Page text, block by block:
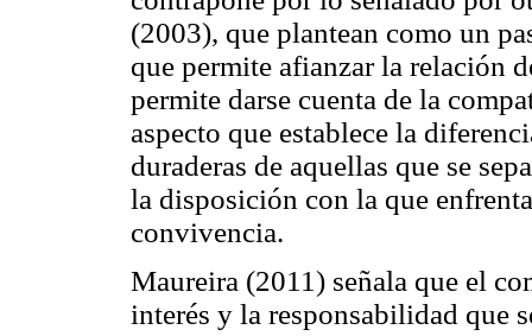
(2003), que plantean como un
que permite afianzar la relación
permite darse cuenta de la
aspecto que establece la
duraderas de aquellas que se
la disposición con la que
convivencia.
Maureira (2011) señala que el
interés y la responsabilidad que